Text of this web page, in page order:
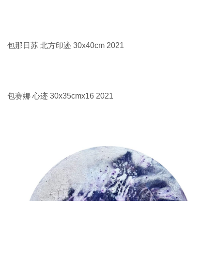
包那日苏 北方印迹 30x40cm 2021
包赛娜 心迹 30x35cmx16 2021